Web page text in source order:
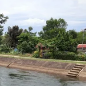
định sử dụng